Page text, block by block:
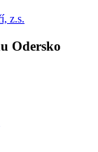
z.s.
Odersko